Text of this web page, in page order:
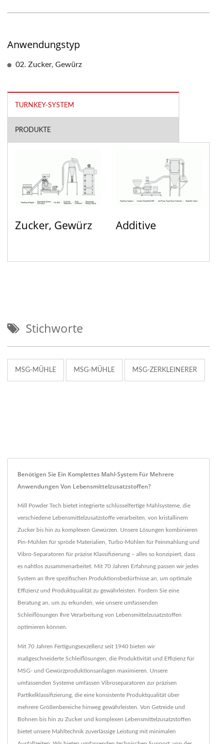
Anwendungstyp
02. Zucker, Gewürz
TURNKEY-SYSTEM
PRODUKTE
Zucker, Gewürz Additive
Stichworte
MSG-MÜHLE MSG-MÜHLE MSG-ZERKLEINERER
Benötigen Sie Ein Komplettes Mahl-System Für Mehrere
Anwendungen Von Lebensmittelzusatzstoffen?
Mill Powder Tech bietet integrierte schlüsselfertige Mahlsysteme, die
verschiedene Lebensmittelzusatzstoffe verarbeiten, von kristallinem
Zucker bis hin zu komplexen Gewürzen. Unsere Lösungen kombinieren
Pin-Mühlen für spröde Materialien, Turbo-Mühlen für Feinmahlung und
Vibro-Separatoren für präzise Klassifizierung – alles so konzipiert, dass
es nahtlos zusammenarbeitet. Mit 70 Jahren Erfahrung passen wir jedes
System an Ihre spezifischen Produktionsbedürfnisse an, um optimale
Effizienz und Produktqualität zu gewährleisten. Fordern Sie eine
Beratung an, um zu erkunden, wie unsere umfassenden
Schleiflösungen Ihre Verarbeitung von Lebensmittelzusatzstoffen
optimieren können.
Mit 70 Jahren Fertigungsexzellenz seit 1940 bieten wir
maßgeschneiderte Schleiflösungen, die Produktivität und Effizienz für
MSG- und Gewürzproduktionsanlagen maximieren. Unsere
umfassenden Systeme umfassen Vibroseparatoren zur präzisen
Partikelklassifizierung, die eine konsistente Produktqualität über
mehrere Größenbereiche hinweg gewährleisten. Von Getreide und
Bohnen bis hin zu Zucker und komplexen Lebensmittelzusatzstoffen
bietet unsere Mahltechnik zuverlässige Leistung mit minimalen